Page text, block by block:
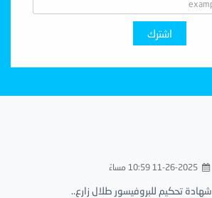
اشترك
11-26-2025 10:59 مساءً
شهادة تحكيم للبروفيسور طلال زارع..